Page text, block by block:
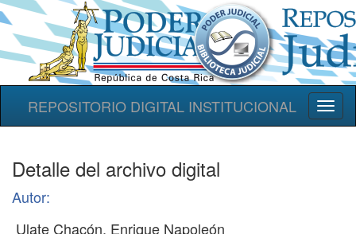
REPOSITORIO DIGITAL INSTITUCIONAL
Detalle del archivo digital
Autor: